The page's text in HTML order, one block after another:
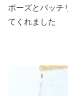
ポーズとバッチ
てくれました